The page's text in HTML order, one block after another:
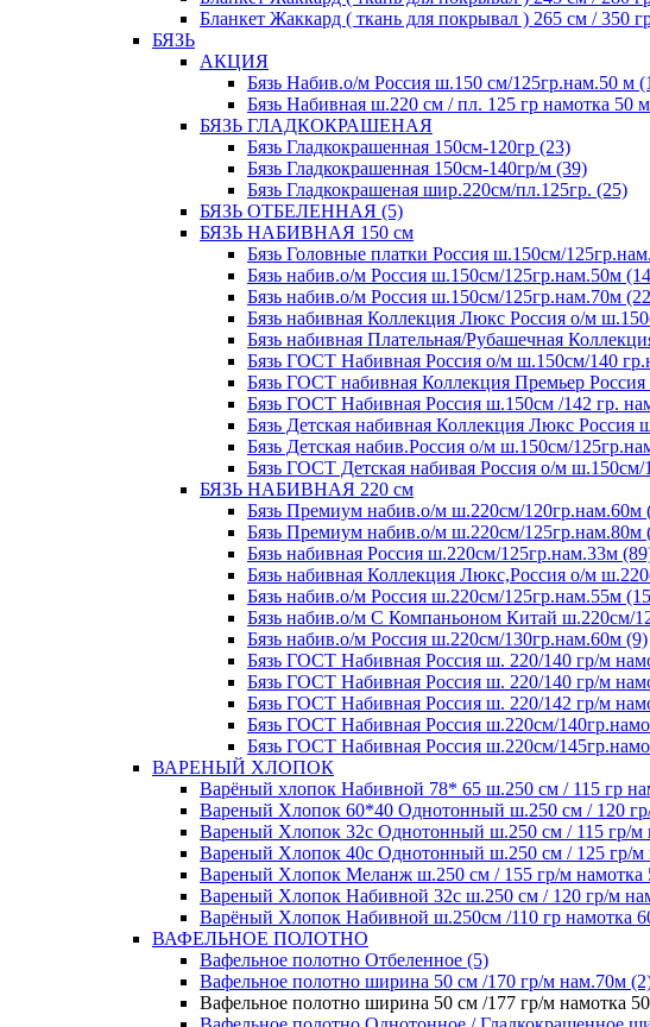
Бланкет Жаккард ( ткань для покрывал ) 265 см / 350
БЯЗЬ
АКЦИЯ
Бязь Набив.о/м Россия ш.150 см/125гр.нам.50 м
Бязь Набивная ш.220 см / пл. 125 гр намотка 50
БЯЗЬ ГЛАДКОКРАШЕНАЯ
Бязь Гладкокрашенная 150см-120гр (23)
Бязь Гладкокрашенная 150см-140гр/м (39)
Бязь Гладкокрашеная шир.220см/пл.125гр. (25)
БЯЗЬ ОТБЕЛЕННАЯ (5)
БЯЗЬ НАБИВНАЯ 150 см
Бязь Головные платки Россия ш.150см/
Бязь набив.о/м Россия ш.150см/125гр.нам.50м
Бязь набив.о/м Россия ш.150см/125гр.нам.70м
Бязь набивная Коллекция Люкс Россия о/м
Бязь набивная Плательная/Рубашечная
Бязь ГОСТ Набивная Россия о/м ш.150см/140
Бязь ГОСТ набивная Коллекция Премьер
Бязь ГОСТ Набивная Россия ш.150см /142 гр.
Бязь Детская набивная Коллекция Люкс Россия
Бязь Детская набив.Россия о/м ш.150см/
Бязь ГОСТ Детская набивая Россия о/м
БЯЗЬ НАБИВНАЯ 220 см
Бязь Премиум набив.о/м ш.220см/120гр.нам.60м
Бязь Премиум набив.о/м ш.220см/125гр.нам.80м
Бязь набивная Россия ш.220см/125гр.нам.33м
Бязь набивная Коллекция Люкс,Россия о/м
Бязь набив.о/м Россия ш.220см/125гр.нам.55м
Бязь набив.о/м С Компаньоном Китай ш.220см/
Бязь набив.о/м Россия ш.220см/130гр.нам.60м (9)
Бязь ГОСТ Набивная Россия ш. 220/140 гр/м
Бязь ГОСТ Набивная Россия ш. 220/140 гр/м
Бязь ГОСТ Набивная Россия ш. 220/142 гр/м
Бязь ГОСТ Набивная Россия ш.220см/
Бязь ГОСТ Набивная Россия ш.220см/
ВАРЕНЫЙ ХЛОПОК
Варёный хлопок Набивной 78* 65 ш.250 см / 115 гр
Вареный Хлопок 60*40 Однотонный ш.250 см / 120
Вареный Хлопок 32с Однотонный ш.250 см / 115 гр/м
Вареный Хлопок 40с Однотонный ш.250 см / 125 гр/м
Вареный Хлопок Меланж ш.250 см / 155 гр/м намотка
Вареный Хлопок Набивной 32с ш.250 см / 120 гр/м
Варёный Хлопок Набивной ш.250см /110 гр намотка
ВАФЕЛЬНОЕ ПОЛОТНО
Вафельное полотно Отбеленное (5)
Вафельное полотно ширина 50 см /170 гр/м нам.70м
Вафельное полотно ширина 50 см /177 гр/м намотка